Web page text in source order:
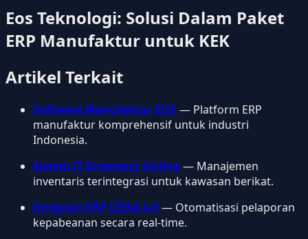
Eos Teknologi: Solusi Dalam Paket
ERP Manufaktur untuk KEK
Artikel Terkait
Software Manufaktur EOS— Platform ERP
manufaktur komprehensif untuk industri
Indonesia.
Sistem IT Inventory Online— Manajemen
inventaris terintegrasi untuk kawasan berikat.
Integrasi ERP CEISA 4.0— Otomatisasi pelaporan
kepabeanan secara real-time.